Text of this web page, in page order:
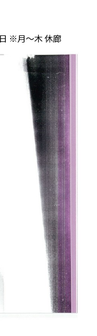
※月～木 休廊